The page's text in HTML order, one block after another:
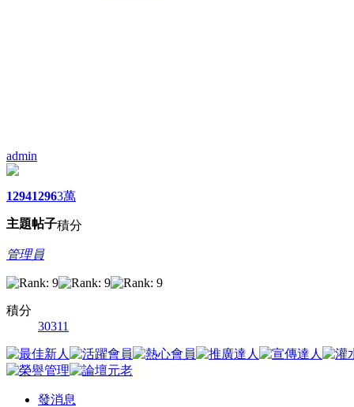
admin
1294
主題
1296
帖子
3萬
積分
管理員
積分
30311
發消息